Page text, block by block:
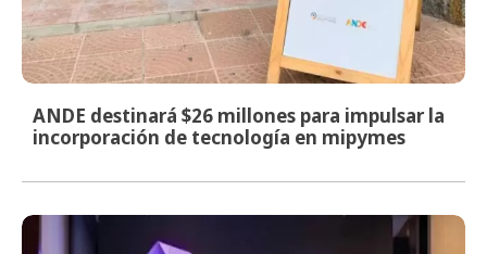
ANDE destinará $26 millones para impulsar la
incorporación de tecnología en mipymes